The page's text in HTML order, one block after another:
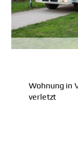
Wohnung in
verletzt